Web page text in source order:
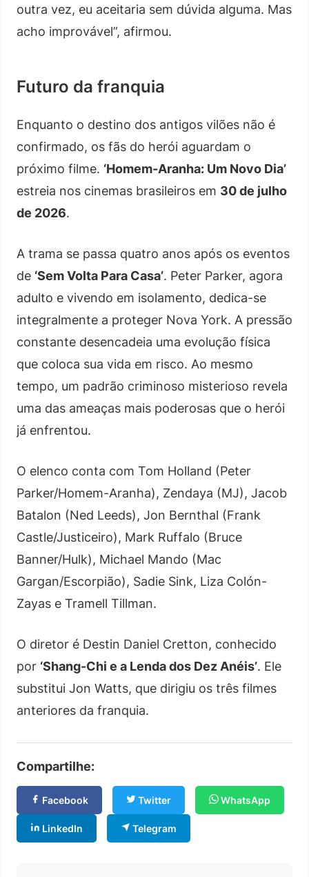
outra vez, eu aceitaria sem dúvida alguma. Mas
acho improvável”, afirmou.
Futuro da franquia
Enquanto o destino dos antigos vilões não é
confirmado, os fãs do herói aguardam o
próximo filme. ‘Homem-Aranha: Um Novo Dia’
estreia nos cinemas brasileiros em 30 de julho
de 2026.
A trama se passa quatro anos após os eventos
de ‘Sem Volta Para Casa’. Peter Parker, agora
adulto e vivendo em isolamento, dedica-se
integralmente a proteger Nova York. A pressão
constante desencadeia uma evolução física
que coloca sua vida em risco. Ao mesmo
tempo, um padrão criminoso misterioso revela
uma das ameaças mais poderosas que o herói
já enfrentou.
O elenco conta com Tom Holland (Peter
Parker/Homem-Aranha), Zendaya (MJ), Jacob
Batalon (Ned Leeds), Jon Bernthal (Frank
Castle/Justiceiro), Mark Ruffalo (Bruce
Banner/Hulk), Michael Mando (Mac
Gargan/Escorpião), Sadie Sink, Liza Colón-
Zayas e Tramell Tillman.
O diretor é Destin Daniel Cretton, conhecido
por ‘Shang-Chi e a Lenda dos Dez Anéis’. Ele
substitui Jon Watts, que dirigiu os três filmes
anteriores da franquia.
Compartilhe:
Facebook Twitter WhatsApp
LinkedIn Telegram